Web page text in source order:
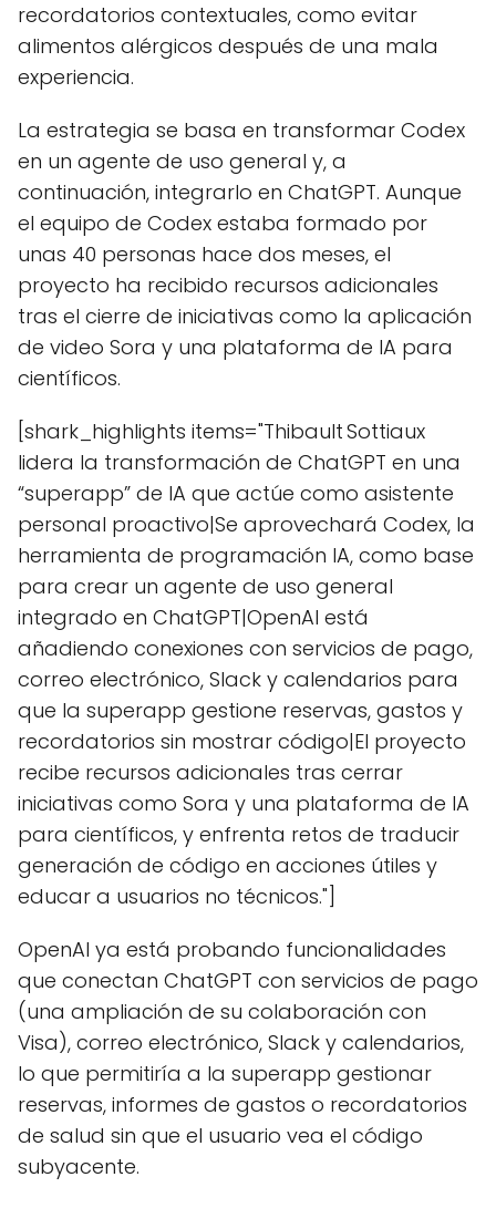
recordatorios contextuales, como evitar
alimentos alérgicos después de una mala
experiencia.
La estrategia se basa en transformar Codex
en un agente de uso general y, a
continuación, integrarlo en ChatGPT. Aunque
el equipo de Codex estaba formado por
unas 40 personas hace dos meses, el
proyecto ha recibido recursos adicionales
tras el cierre de iniciativas como la aplicación
de video Sora y una plataforma de IA para
científicos.
[shark_highlights items="Thibault Sottiaux
lidera la transformación de ChatGPT en una
“superapp” de IA que actúe como asistente
personal proactivo|Se aprovechará Codex, la
herramienta de programación IA, como base
para crear un agente de uso general
integrado en ChatGPT|OpenAI está
añadiendo conexiones con servicios de pago,
correo electrónico, Slack y calendarios para
que la superapp gestione reservas, gastos y
recordatorios sin mostrar código|El proyecto
recibe recursos adicionales tras cerrar
iniciativas como Sora y una plataforma de IA
para científicos, y enfrenta retos de traducir
generación de código en acciones útiles y
educar a usuarios no técnicos."]
OpenAI ya está probando funcionalidades
que conectan ChatGPT con servicios de pago
(una ampliación de su colaboración con
Visa), correo electrónico, Slack y calendarios,
lo que permitiría a la superapp gestionar
reservas, informes de gastos o recordatorios
de salud sin que el usuario vea el código
subyacente.